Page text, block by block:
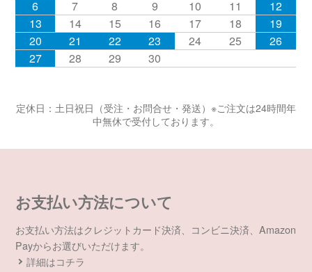
6
7 8 9 10 11
12
13
14 15 16 17 18
19
20
21 22 23 24 25
26
27
28 29 30
定休日：土日祝日（受注・お問合せ・発送）※ご注文は24時間年
中無休で受付しております。
お支払い方法について
お支払い方法はクレジットカード決済、コンビニ決済、Amazon
Payからお選びいただけます。
詳細はコチラ